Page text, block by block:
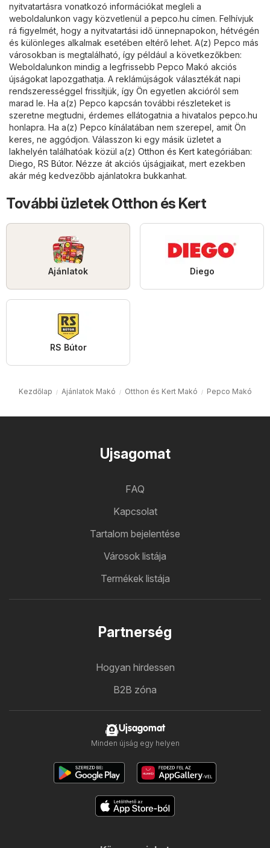
nyitvatartásra vonatkozó információkat megleli a
weboldalunkon vagy közvetlenül a pepco.hu címen. Felhívjuk
rá figyelmét, hogy a nyitvatartási idő ünnepnapokon, hétvégén
és különleges alkalmak esetében eltérő lehet. A(z) Pepco más
városokban is megtalálható, így például a következőkben:
Weboldalunkon mindig a legfrissebb Pepco Makó akciós
újságokat lapozgathatja. A reklámújságok választékát napi
rendszerességgel frissítjük, így Ön egyetlen akcióról sem
marad le. Ha a(z) Pepco kapcsán további részleteket is
szeretne megtudni, érdemes ellátogatnia a hivatalos pepco.hu
honlapra. Ha a(z) Pepco kínálatában nem szerepel, amit Ön
keres, ne aggódjon. Válasszon ki egy másik üzletet a
lakhelyén találhatóak közül a(z) Otthon és Kert kategóriában:
Diego RS Bútor. Nézze át akciós újságjaikat, mert ezekben
akár még kedvezőbb ajánlatokra bukkanhat.
További üzletek Otthon és Kert
Ajánlatok Diego
RS Bútor
Kezdőlap Ajánlatok Makó Otthon és Kert Makó Pepco Makó
Ujsagomat
FAQ
Kapcsolat
Tartalom bejelentése
Városok listája
Termékek listája
Partnerség
Hogyan hirdessen
B2B zóna
Ujsagomat
Minden újság egy helyen